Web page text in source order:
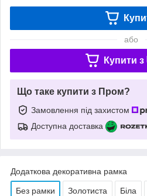
або
Купити з
Що таке купити з Пром?
Замовлення під захистом
Доступна доставка
Додаткова декоративна рамка
Без рамки Золотиста Біла